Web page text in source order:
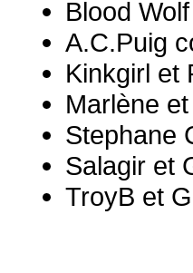
Blood
A.C.Puig
Kinkgirl et
Marlène
Stephane
Salagir et
TroyB et